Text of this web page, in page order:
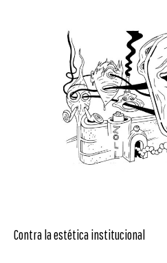
Contra la estética institucional